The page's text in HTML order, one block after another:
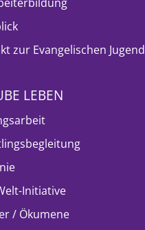
zur Evangelischen Jugend
LEBEN
Initiative
/ Ökumene